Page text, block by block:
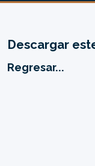
Descargar
Regresar...